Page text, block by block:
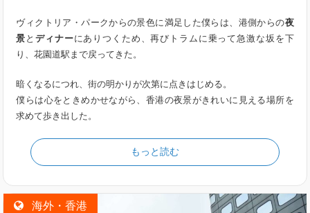
ヴィクトリア・パークからの景色に満足した僕らは、港側からの夜
景 とディナーにありつくため、再びトラムに乗って急激な坂を下
り、花園道駅まで戻ってきた。
暗くなるにつれ、街の明かりが次第に点きはじめる。
僕らは心をときめかせながら、香港の夜景がきれいに見える場所を
求めて歩き出した。
もっと読む
海外・香港